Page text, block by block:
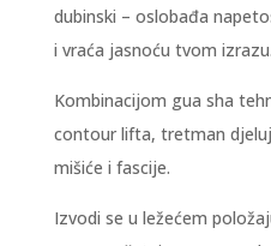
dubinski – oslobađa
i vraća jasnoću tvom izrazu.
Kombinacijom gua sha
contour lifta, tretman
mišiće i fascije.
Izvodi se u ležećem